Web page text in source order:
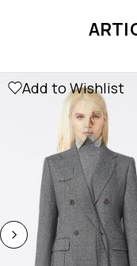
Add to Wishlist